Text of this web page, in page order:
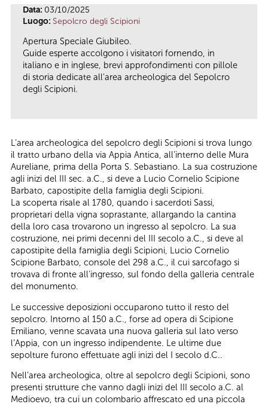
Data: 03/10/2025
Luogo: Sepolcro degli Scipioni
Apertura Speciale Giubileo.
Guide esperte accolgono i visitatori fornendo, in
italiano e in inglese, brevi approfondimenti con pillole
di storia dedicate all'area archeologica del Sepolcro
degli Scipioni.
L’area archeologica del sepolcro degli Scipioni si trova lungo
il tratto urbano della via Appia Antica, all’interno delle Mura
Aureliane, prima della Porta S. Sebastiano. La sua costruzione
agli inizi del III sec. a.C., si deve a Lucio Cornelio Scipione
Barbato, capostipite della famiglia degli Scipioni.
La scoperta risale al 1780, quando i sacerdoti Sassi,
proprietari della vigna soprastante, allargando la cantina
della loro casa trovarono un ingresso al sepolcro. La sua
costruzione, nei primi decenni del III secolo a.C., si deve al
capostipite della famiglia degli Scipioni, Lucio Cornelio
Scipione Barbato, console del 298 a.C., il cui sarcofago si
trovava di fronte all’ingresso, sul fondo della galleria centrale
del monumento.
Le successive deposizioni occuparono tutto il resto del
sepolcro. Intorno al 150 a.C., forse ad opera di Scipione
Emiliano, venne scavata una nuova galleria sul lato verso
l’Appia, con un ingresso indipendente. Le ultime due
sepolture furono effettuate agli inizi del I secolo d.C..
Nell’area archeologica, oltre al sepolcro degli Scipioni, sono
presenti strutture che vanno dagli inizi del III secolo a.C. al
Medioevo, tra cui un colombario affrescato ed una piccola